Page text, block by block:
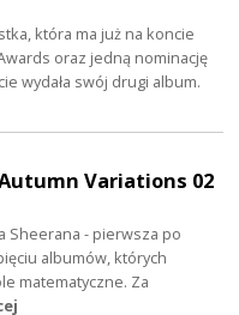
która ma już na koncie
oraz jedną nominację
wydała swój drugi album.
Autumn Variations 02
Sheerana - pierwsza po
albumów, których
matematyczne. Za